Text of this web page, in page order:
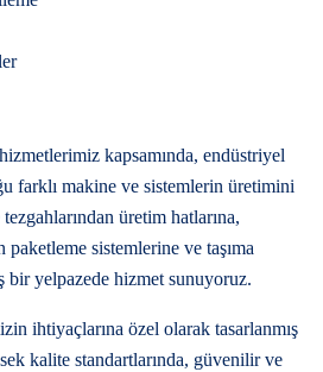
kapsamında, endüstriyel
farklı makine ve sistemlerin üretimini
üretim hatlarına,
sistemlerine ve taşıma
bir yelpazede hizmet sunuyoruz.
ihtiyaçlarına özel olarak tasarlanmış
kalite standartlarında, güvenilir ve